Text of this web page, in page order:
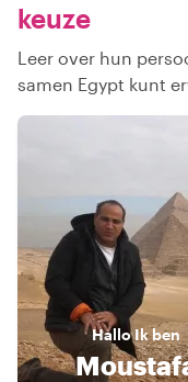
keuze
Leer over hun
samen Egypt kunt
HalloIk ben